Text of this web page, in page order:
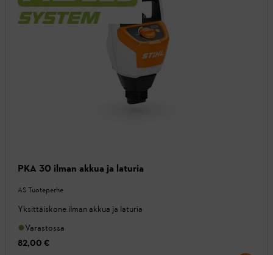
PKA 30 ilman akkua ja laturia
AS Tuoteperhe
Yksittäiskone ilman akkua ja laturia
Varastossa
82,00 €